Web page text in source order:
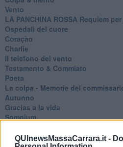
QUInewsMassaCarrara.it -
Vento
​LA PANCHINA ROSSA Requiem
Ospedali del cuore
Coraçào
Charlie
Il telefono del vento
Testamento & Commiato
Poeta
​La colpa - Memorie del
Autunno
Gracias a la vida
Somnium
Hop!